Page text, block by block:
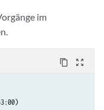
im
content_copy zoom_out_map